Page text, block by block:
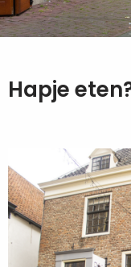
Hapje